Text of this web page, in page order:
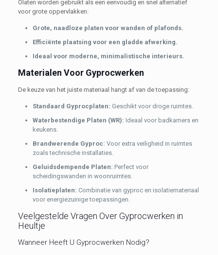
Olaten worden gebruikt als een eenvoudig en snel alternatief
voor grote oppervlakken:
Grote, naadloze platen voor wanden of plafonds.
Efficiënte plaatsing voor een gladde afwerking.
Ideaal voor moderne, minimalistische interieurs.
Materialen Voor Gyprocwerken
De keuze van het juiste materiaal hangt af van de toepassing:
Standaard Gyprocplaten: Geschikt voor droge ruimtes.
Waterbestendige Platen (WR): Ideaal voor badkamers en
keukens.
Brandwerende Gyproc: Voor extra veiligheid in ruimtes
zoals technische installaties.
Geluidsdempende Platen: Perfect voor
scheidingswanden in woonruimtes.
Isolatieplaten: Combinatie van gyproc en isolatiemateriaal
voor energiezuinige toepassingen.
Veelgestelde Vragen Over Gyprocwerken in
Heultje
Wanneer Heeft U Gyprocwerken Nodig?